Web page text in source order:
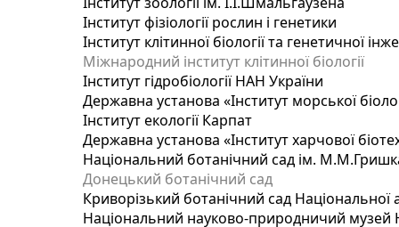
Інститут фізіології рослин і генетики
Інститут клітинної біології та генетичної
Міжнародний інститут клітинної біології
Інститут гідробіології НАН України
Державна установа «Інститут морської
Інститут екології Карпат
Державна установа «Інститут харчової
Національний ботанічний сад ім.
Донецький ботанічний сад
Криворізький ботанічний сад Національної
Національний науково-природничий музей